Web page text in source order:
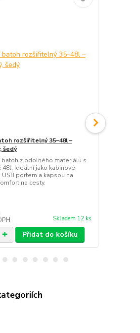
rozšiřitelný 35–48l –
šedý
z odolného materiálu s
48l. Ideální jako kabinové
USB portem a kapsou na
na cesty.
Skladem 12 ks
Přidat do košíku